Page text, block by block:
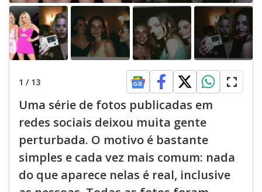
1 / 13
Uma série de fotos publicadas em
redes sociais deixou muita gente
perturbada. O motivo é bastante
simples e cada vez mais comum: nada
do que aparece nelas é real, inclusive